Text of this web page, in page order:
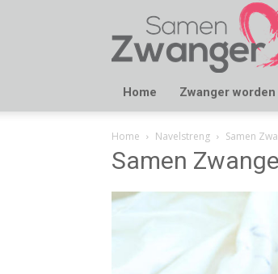
Samen
Zwanger
Home Zwanger worden
Home Navelstreng Samen
Samen